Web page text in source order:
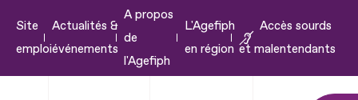
Aller
Site
emploi
Actualités &
événements
A propos
de
l'Agefiph
L'Agefiph
en région
Accès sourds
et malentendants